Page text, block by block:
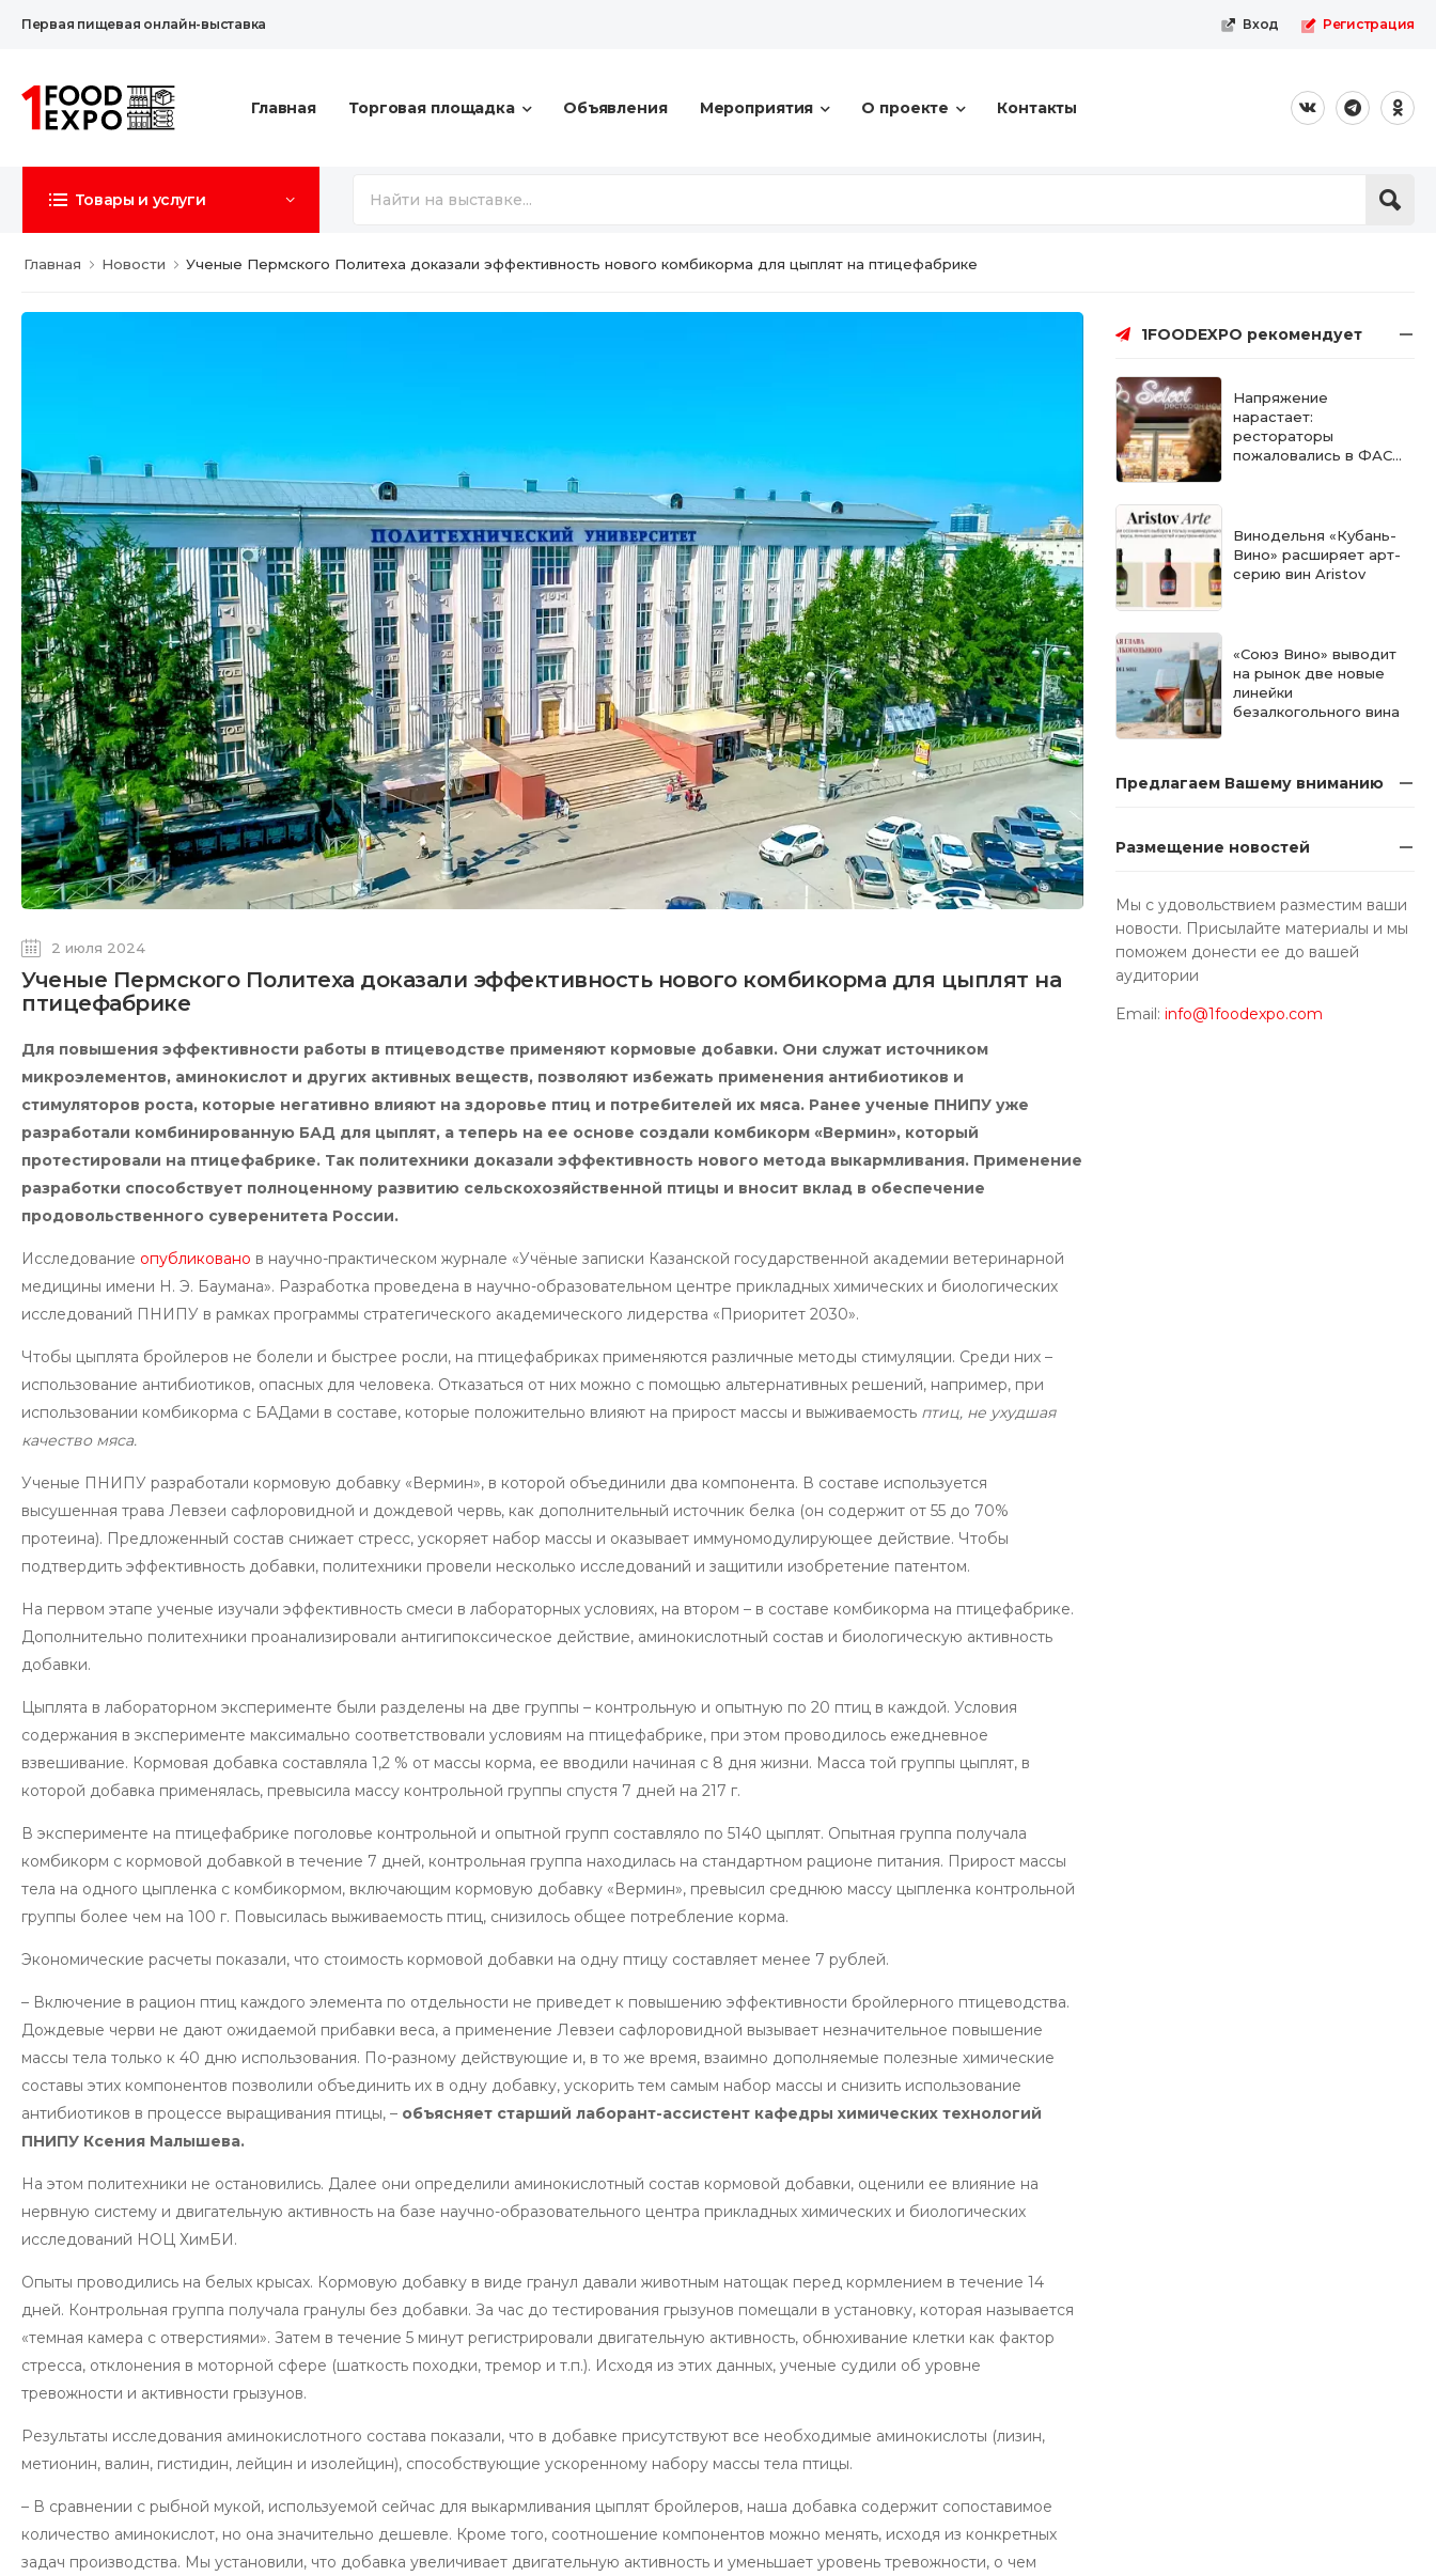
Первая пищевая онлайн-выставка Вход Регистрация
Главная Торговая площадка Объявления Мероприятия О проекте Контакты
Товары и услуги
Главная Новости Ученые Пермского Политеха доказали эффективность нового комбикорма для цыплят на птицефабрике
2 июля 2024
Ученые Пермского Политеха доказали эффективность нового комбикорма для цыплят на
птицефабрике
Для повышения эффективности работы в птицеводстве применяют кормовые добавки. Они служат источником
микроэлементов, аминокислот и других активных веществ, позволяют избежать применения антибиотиков и
стимуляторов роста, которые негативно влияют на здоровье птиц и потребителей их мяса. Ранее ученые ПНИПУ уже
разработали комбинированную БАД для цыплят, а теперь на ее основе создали комбикорм «Вермин», который
протестировали на птицефабрике. Так политехники доказали эффективность нового метода выкармливания. Применение
разработки способствует полноценному развитию сельскохозяйственной птицы и вносит вклад в обеспечение
продовольственного суверенитета России.
Исследование опубликовано в научно-практическом журнале «Учёные записки Казанской государственной академии ветеринарной
медицины имени Н. Э. Баумана». Разработка проведена в научно-образовательном центре прикладных химических и биологических
исследований ПНИПУ в рамках программы стратегического академического лидерства «Приоритет 2030».
Чтобы цыплята бройлеров не болели и быстрее росли, на птицефабриках применяются различные методы стимуляции. Среди них –
использование антибиотиков, опасных для человека. Отказаться от них можно с помощью альтернативных решений, например, при
использовании комбикорма с БАДами в составе, которые положительно влияют на прирост массы и выживаемость птиц, не ухудшая
качество мяса.
Ученые ПНИПУ разработали кормовую добавку «Вермин», в которой объединили два компонента. В составе используется
высушенная трава Левзеи сафлоровидной и дождевой червь, как дополнительный источник белка (он содержит от 55 до 70%
протеина). Предложенный состав снижает стресс, ускоряет набор массы и оказывает иммуномодулирующее действие. Чтобы
подтвердить эффективность добавки, политехники провели несколько исследований и защитили изобретение патентом.
На первом этапе ученые изучали эффективность смеси в лабораторных условиях, на втором – в составе комбикорма на птицефабрике.
Дополнительно политехники проанализировали антигипоксическое действие, аминокислотный состав и биологическую активность
добавки.
Цыплята в лабораторном эксперименте были разделены на две группы – контрольную и опытную по 20 птиц в каждой. Условия
содержания в эксперименте максимально соответствовали условиям на птицефабрике, при этом проводилось ежедневное
взвешивание. Кормовая добавка составляла 1,2 % от массы корма, ее вводили начиная с 8 дня жизни. Масса той группы цыплят, в
которой добавка применялась, превысила массу контрольной группы спустя 7 дней на 217 г.
В эксперименте на птицефабрике поголовье контрольной и опытной групп составляло по 5140 цыплят. Опытная группа получала
комбикорм с кормовой добавкой в течение 7 дней, контрольная группа находилась на стандартном рационе питания. Прирост массы
тела на одного цыпленка с комбикормом, включающим кормовую добавку «Вермин», превысил среднюю массу цыпленка контрольной
группы более чем на 100 г. Повысилась выживаемость птиц, снизилось общее потребление корма.
Экономические расчеты показали, что стоимость кормовой добавки на одну птицу составляет менее 7 рублей.
– Включение в рацион птиц каждого элемента по отдельности не приведет к повышению эффективности бройлерного птицеводства.
Дождевые черви не дают ожидаемой прибавки веса, а применение Левзеи сафлоровидной вызывает незначительное повышение
массы тела только к 40 дню использования. По-разному действующие и, в то же время, взаимно дополняемые полезные химические
составы этих компонентов позволили объединить их в одну добавку, ускорить тем самым набор массы и снизить использование
антибиотиков в процессе выращивания птицы, – объясняет старший лаборант-ассистент кафедры химических технологий
ПНИПУ Ксения Малышева.
На этом политехники не остановились. Далее они определили аминокислотный состав кормовой добавки, оценили ее влияние на
нервную систему и двигательную активность на базе научно-образовательного центра прикладных химических и биологических
исследований НОЦ ХимБИ.
Опыты проводились на белых крысах. Кормовую добавку в виде гранул давали животным натощак перед кормлением в течение 14
дней. Контрольная группа получала гранулы без добавки. За час до тестирования грызунов помещали в установку, которая называется
«темная камера с отверстиями». Затем в течение 5 минут регистрировали двигательную активность, обнюхивание клетки как фактор
стресса, отклонения в моторной сфере (шаткость походки, тремор и т.п.). Исходя из этих данных, ученые судили об уровне
тревожности и активности грызунов.
Результаты исследования аминокислотного состава показали, что в добавке присутствуют все необходимые аминокислоты (лизин,
метионин, валин, гистидин, лейцин и изолейцин), способствующие ускоренному набору массы тела птицы.
– В сравнении с рыбной мукой, используемой сейчас для выкармливания цыплят бройлеров, наша добавка содержит сопоставимое
количество аминокислот, но она значительно дешевле. Кроме того, соотношение компонентов можно менять, исходя из конкретных
задач производства. Мы установили, что добавка увеличивает двигательную активность и уменьшает уровень тревожности, о чем
1FOODEXPO рекомендует
Напряжение
нарастает:
рестораторы
пожаловались в ФАС
Винодельня «Кубань-
Вино» расширяет арт-
серию вин Aristov
«Союз Вино» выводит
на рынок две новые
линейки
безалкогольного вина
Предлагаем Вашему вниманию
Размещение новостей
Мы с удовольствием разместим ваши
новости. Присылайте материалы и мы
поможем донести ее до вашей
аудитории
Email: info@1foodexpo.com